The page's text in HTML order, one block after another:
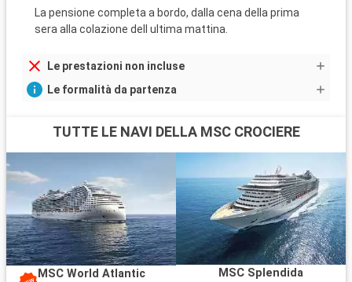
La pensione completa a bordo, dalla cena della prima
sera alla colazione dell ultima mattina.
Le prestazioni non incluse
Le formalità da partenza
TUTTE LE NAVI DELLA MSC CROCIERE
MSC World Atlantic MSC Splendida